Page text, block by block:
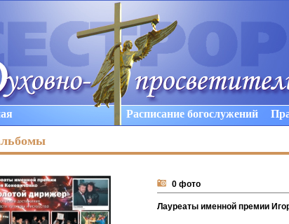
Расписание богослужений
0 фото
Лауреаты именной премии